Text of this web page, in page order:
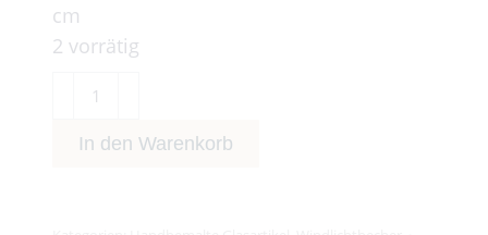
cm
2 vorrätig
Windlichtbecher
FußIn den Warenkorb